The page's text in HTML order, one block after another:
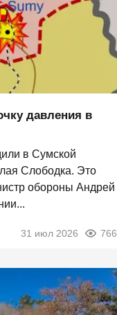
давления в
в Сумской
Слободка. Это
обороны Андрей
31 июл 2026 766